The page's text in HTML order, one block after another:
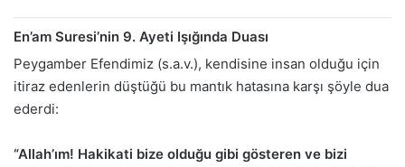
En’am Suresi’nin 9. Ayeti Işığında Duası
Peygamber Efendimiz (s.a.v.), kendisine insan olduğu için
itiraz edenlerin düştüğü bu mantık hatasına karşı şöyle dua
ederdi:
“Allah’ım! Hakikati bize olduğu gibi gösteren ve bizi